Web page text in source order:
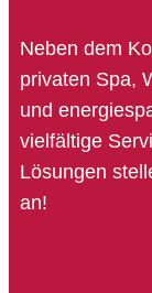
Neben dem
privaten Spa,
und
vielfältige
Lösungen
an!